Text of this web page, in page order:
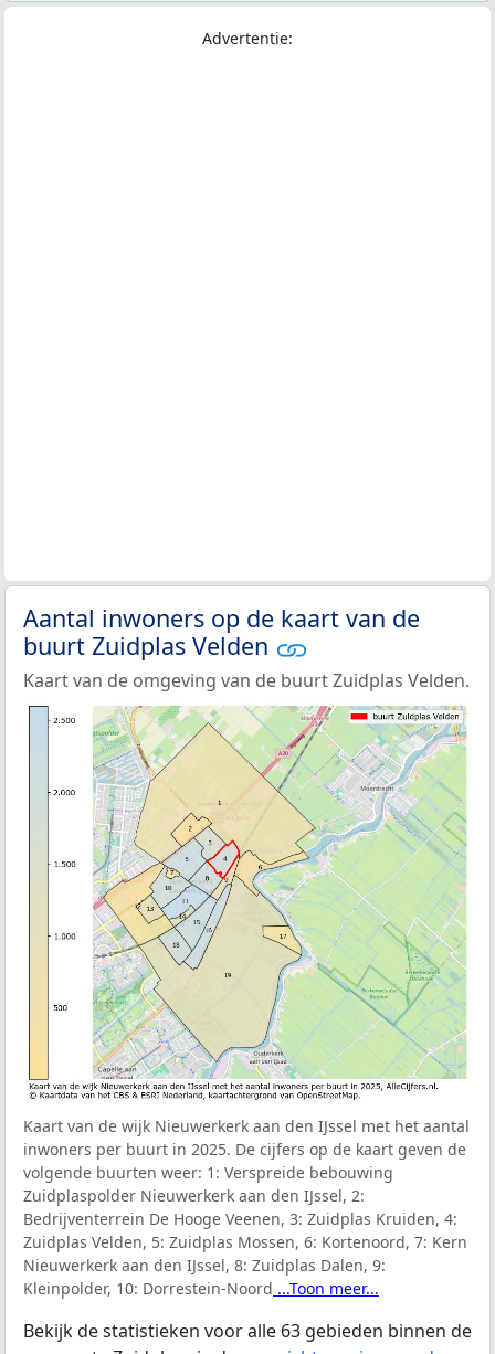
Advertentie:
Aantal inwoners op de kaart van de
buurt Zuidplas Velden
Kaart van de omgeving van de buurt Zuidplas Velden.
Kaart van de wijk Nieuwerkerk aan den IJssel met het aantal
inwoners per buurt in 2025. De cijfers op de kaart geven de
volgende buurten weer: 1: Verspreide bebouwing
Zuidplaspolder Nieuwerkerk aan den IJssel, 2:
Bedrijventerrein De Hooge Veenen, 3: Zuidplas Kruiden, 4:
Zuidplas Velden, 5: Zuidplas Mossen, 6: Kortenoord, 7: Kern
Nieuwerkerk aan den IJssel, 8: Zuidplas Dalen, 9:
Kleinpolder, 10: Dorrestein-Noord ...Toon meer...
Bekijk de statistieken voor alle 63 gebieden binnen de